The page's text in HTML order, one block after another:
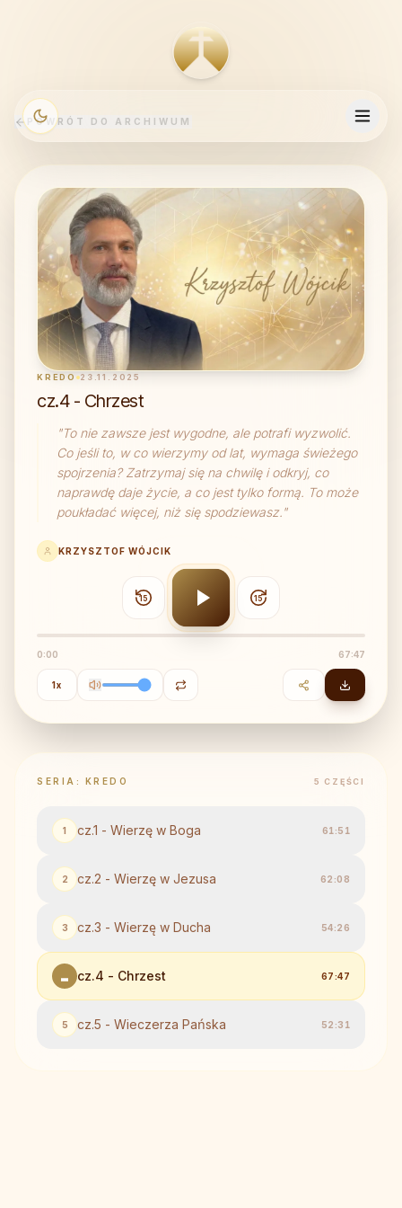
POWRÓT DO ARCHIWUM
KREDO 23.11.2025
cz.4 - Chrzest
"To nie zawsze jest wygodne, ale potrafi wyzwolić.
Co jeśli to, w co wierzymy od lat, wymaga świeżego
spojrzenia? Zatrzymaj się na chwilę i odkryj, co
naprawdę daje życie, a co jest tylko formą. To może
poukładać więcej, niż się spodziewasz."
KRZYSZTOF WÓJCIK
15 15
0:00 67:47
1x
SERIA: KREDO 5 CZĘŚCI
1 cz.1 - Wierzę w Boga 61:51
2 cz.2 - Wierzę w Jezusa 62:08
3 cz.3 - Wierzę w Ducha 54:26
cz.4 - Chrzest 67:47
5 cz.5 - Wieczerza Pańska 52:31